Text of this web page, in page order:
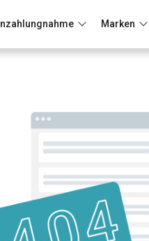
Inzahlungnahme Marken